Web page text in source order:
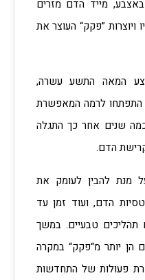
מייד הדם מזרים
ויוצרות ”פקק“ העוצר את
המאה התשע עשרה,
התפתחו לרמה המאפשרת
שנים אחר כך התגלה
הדם.
מנת להבין לעומק את
הדם, ועוד זמן עד
טבעיים. במשך
הן יותר מ“פקק“ במקרה
פעולות של התחדשות